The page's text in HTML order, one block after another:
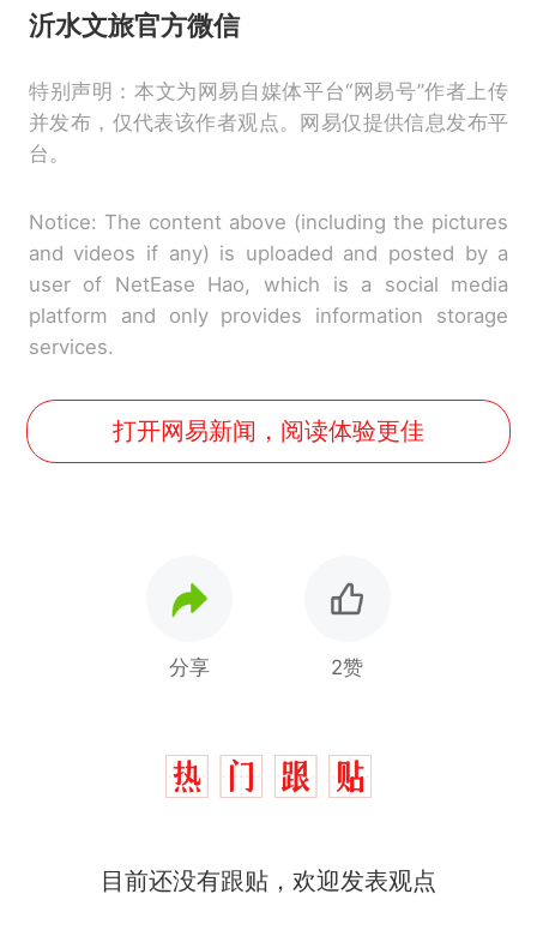
沂水文旅官方微信
特别声明：本文为网易自媒体平台“网易号”作者上传
并发布，仅代表该作者观点。网易仅提供信息发布平
台。
Notice: The content above (including the pictures
and videos if any) is uploaded and posted by a
user of NetEase Hao, which is a social media
platform and only provides information storage
services.
打开网易新闻，阅读体验更佳
分享 2赞
目前还没有跟贴，欢迎发表观点
全部作废，公平么？